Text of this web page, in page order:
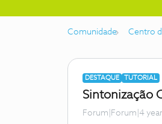
Comunidade Centro
DESTAQUE TUTORIAL
Sintonização
Forum|Forum|4